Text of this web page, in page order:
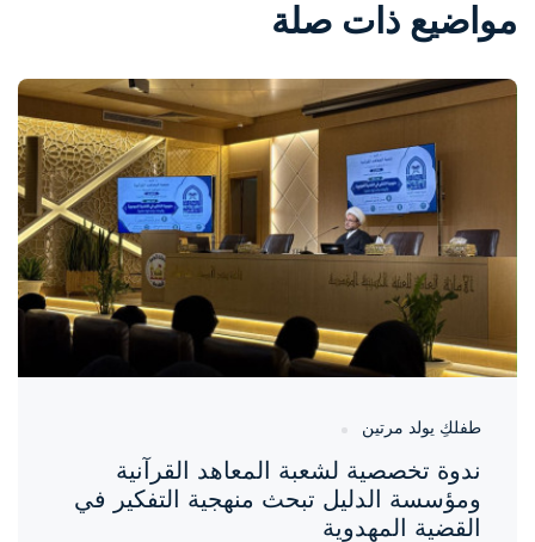
مواضيع ذات صلة
واحة المرأة
طفلكِ يولد مرتين
ندوة تخصصية لشعبة المعاهد القرآنية
ومؤسسة الدليل تبحث منهجية التفكير في
القضية المهدوية